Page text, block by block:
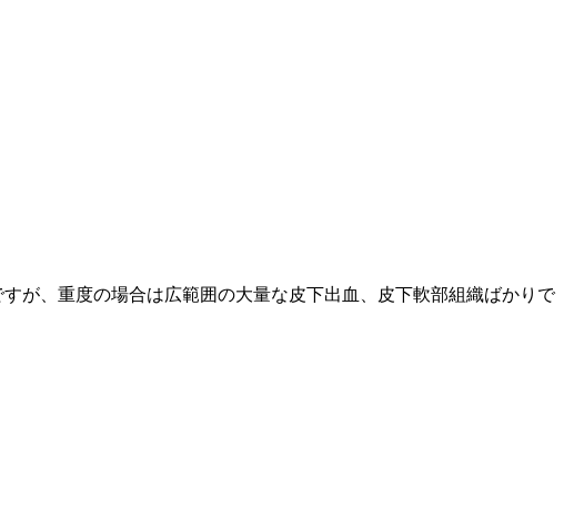
が、重度の場合は広範囲の大量な皮下出血、皮下軟部組織ばかりで